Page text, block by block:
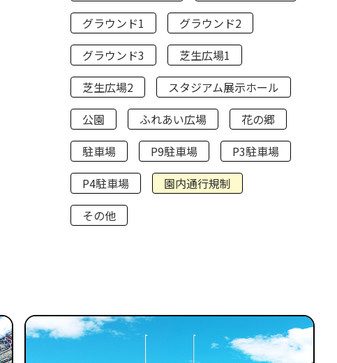
グラウンド1
グラウンド2
グラウンド3
芝生広場1
芝生広場2
スタジアム展示ホール
公園
ふれあい広場
花の郷
駐車場
P9駐車場
P3駐車場
P4駐車場
園内通行規制
その他